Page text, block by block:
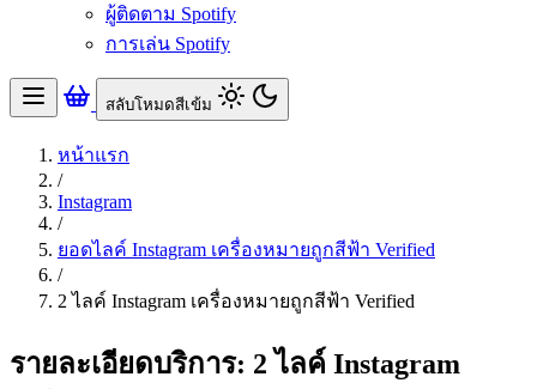
ผู้ติดตาม Spotify
การเล่น Spotify
สลับโหมดสีเข้ม
หน้าแรก
/
Instagram
/
ยอดไลค์ Instagram เครื่องหมายถูกสีฟ้า Verified
/
2 ไลค์ Instagram เครื่องหมายถูกสีฟ้า Verified
รายละเอียดบริการ: 2 ไลค์ Instagram